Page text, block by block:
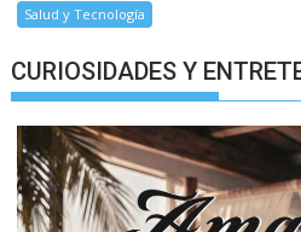
Salud y Tecnología
CURIOSIDADES Y